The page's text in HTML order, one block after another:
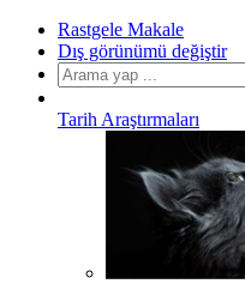
Rastgele Makale
Dış görünümü değiştir
Tarih Araştırmaları